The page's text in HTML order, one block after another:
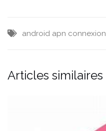
android apn connexion
Articles similaires